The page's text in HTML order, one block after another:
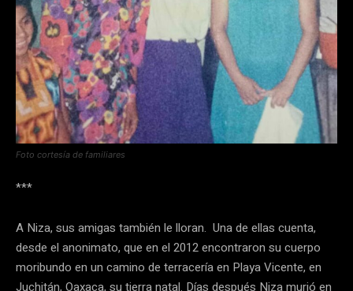
Foto cortesía de familiares
***
A Niza, sus amigas también le lloran. Una de ellas cuenta,
desde el anonimato, que en el 2012 encontraron su cuerpo
moribundo en un camino de terracería en Playa Vicente, en
Juchitán, Oaxaca, su tierra natal. Días después Niza murió en